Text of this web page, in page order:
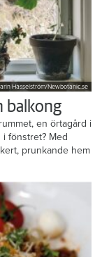
Hasselström/Newbotanic.se
balkong
en örtagård i
fönstret? Med
prunkande hem